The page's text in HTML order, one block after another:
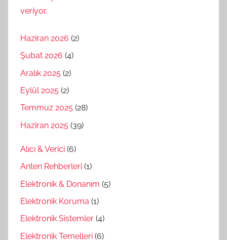
Haziran 2026 (2)
Şubat 2026 (4)
Aralık 2025 (2)
Eylül 2025 (2)
Temmuz 2025 (28)
Haziran 2025 (39)
Alıcı & Verici (6)
Anten Rehberleri (1)
Elektronik & Donanım (5)
Elektronik Koruma (1)
Elektronik Sistemler (4)
Elektronik Temelleri (6)